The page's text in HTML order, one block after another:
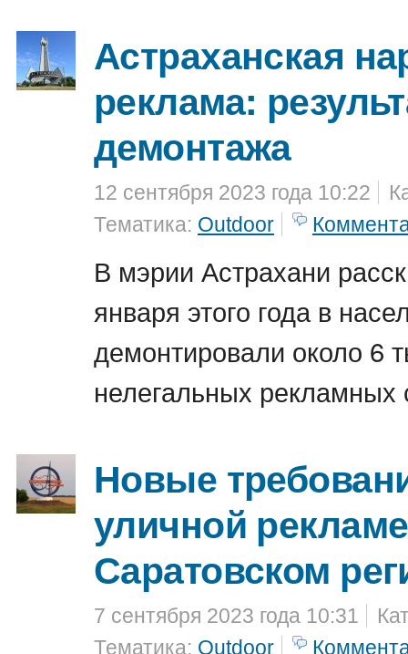
Астраханская
реклама:
демонтажа
12 сентября 2023 года 10:22
Тематика: Outdoor
В мэрии Астрахани
января этого года в
демонтировали около 6
нелегальных рекламных
Новые
уличной
Саратовском
7 сентября 2023 года 10:31
Тематика: Outdoor